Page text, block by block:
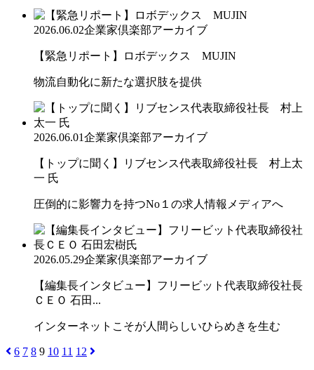
2026.06.02企業家倶楽部アーカイブ
【緊急リポート】ロボデックス MUJIN
物流自動化に新たな選択肢を提供
2026.06.01企業家倶楽部アーカイブ
【トップに聞く】リブセンス代表取締役社長 村上太
一 氏
圧倒的に影響力を持つNo１の求人情報メディアへ
2026.05.29企業家倶楽部アーカイブ
【編集長インタビュー】フリービット代表取締役社長
ＣＥＯ 石田...
インターネットこそが人間らしいひらめきを生む
6 7 8 9 10 11 12